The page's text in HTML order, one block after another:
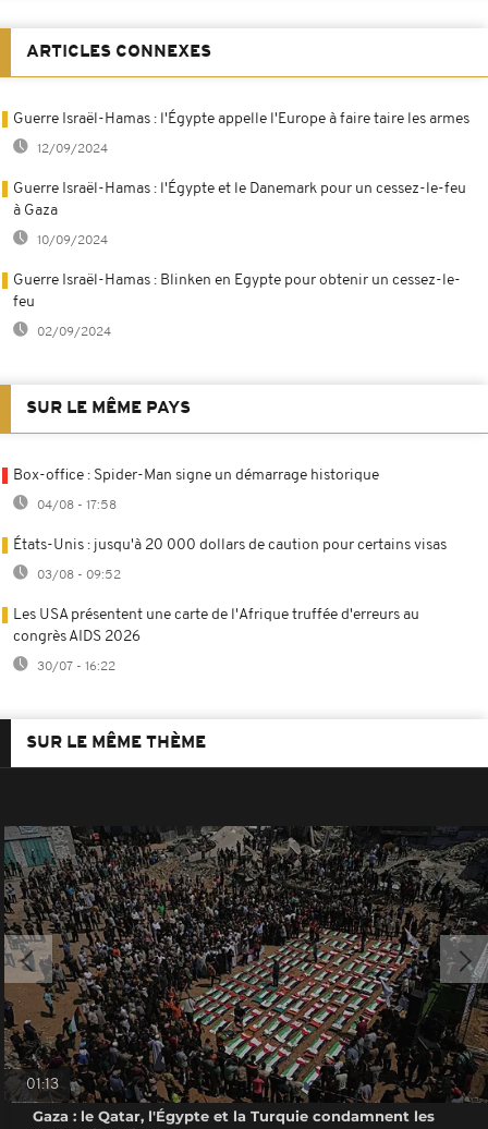
ARTICLES CONNEXES
Guerre Israël-Hamas : l'Égypte appelle l'Europe à faire taire les armes
12/09/2024
Guerre Israël-Hamas : l'Égypte et le Danemark pour un cessez-le-feu
à Gaza
10/09/2024
Guerre Israël-Hamas : Blinken en Egypte pour obtenir un cessez-le-
feu
02/09/2024
SUR LE MÊME PAYS
Box-office : Spider-Man signe un démarrage historique
04/08 - 17:58
États-Unis : jusqu'à 20 000 dollars de caution pour certains visas
03/08 - 09:52
Les USA présentent une carte de l'Afrique truffée d'erreurs au
congrès AIDS 2026
30/07 - 16:22
SUR LE MÊME THÈME
01:13
Gaza : le Qatar, l'Égypte et la Turquie condamnent les